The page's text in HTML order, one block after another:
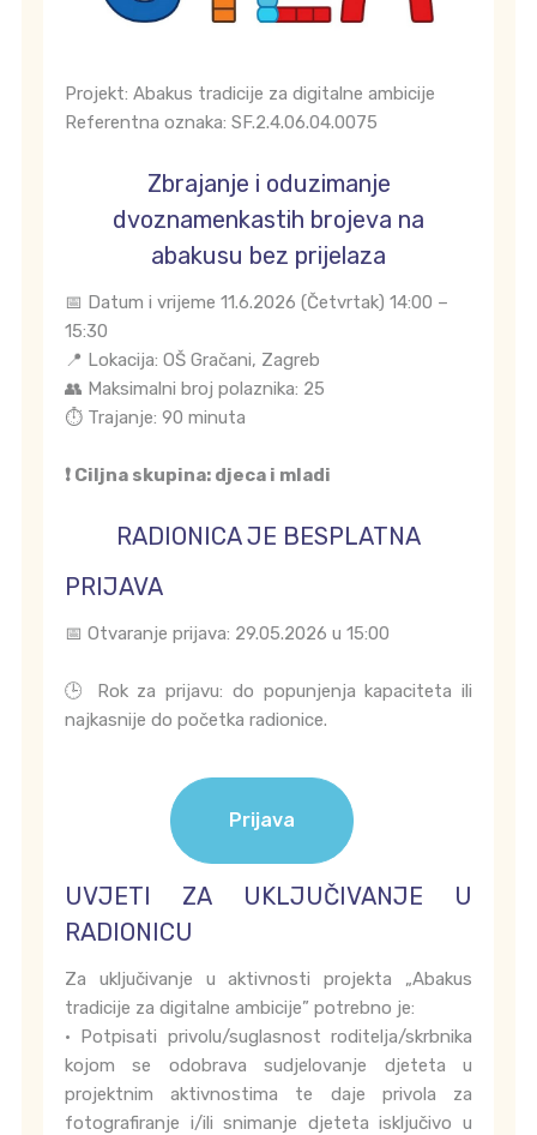
Projekt: Abakus tradicije za digitalne ambicije
Referentna oznaka: SF.2.4.06.04.0075
Zbrajanje i oduzimanje
dvoznamenkastih brojeva na
abakusu bez prijelaza
📅 Datum i vrijeme 11.6.2026 (Četvrtak) 14:00 –
15:30
📍 Lokacija: OŠ Gračani, Zagreb
👥 Maksimalni broj polaznika: 25
⏱️ Trajanje: 90 minuta
❗ Ciljna skupina: djeca i mladi
RADIONICA JE BESPLATNA
PRIJAVA
📅 Otvaranje prijava: 29.05.2026 u 15:00
🕒 Rok za prijavu: do popunjenja kapaciteta ili
najkasnije do početka radionice.
Prijava
UVJETI ZA UKLJUČIVANJE U
RADIONICU
Za uključivanje u aktivnosti projekta „Abakus
tradicije za digitalne ambicije” potrebno je:
• Potpisati privolu/suglasnost roditelja/skrbnika
kojom se odobrava sudjelovanje djeteta u
projektnim aktivnostima te daje privola za
fotografiranje i/ili snimanje djeteta isključivo u